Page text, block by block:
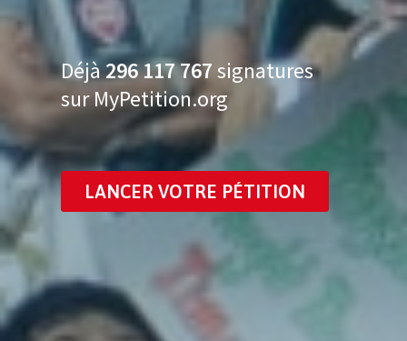
Déjà296 117 784signatures
sur MyPetition.org
LANCER VOTRE PÉTITION